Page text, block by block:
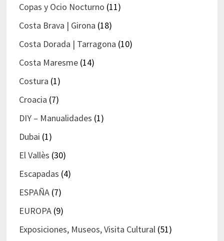
Copas y Ocio Nocturno (11)
Costa Brava | Girona (18)
Costa Dorada | Tarragona (10)
Costa Maresme(14)
Costura (1)
Croacia (7)
DIY – Manualidades (1)
Dubai (1)
El Vallès (30)
Escapadas (4)
ESPAÑA(7)
EUROPA(9)
Exposiciones, Museos, Visita Cultural(51)